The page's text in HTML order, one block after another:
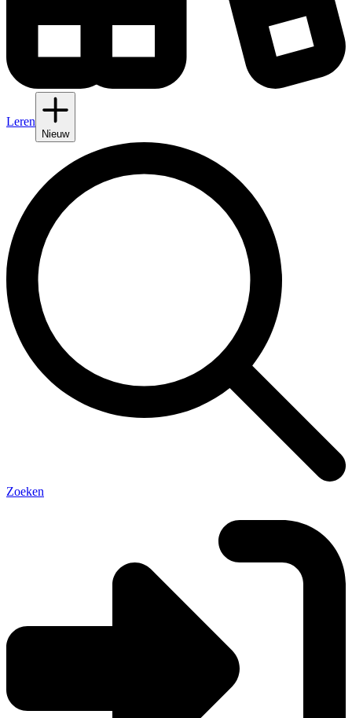
Leren
Nieuw
Zoeken